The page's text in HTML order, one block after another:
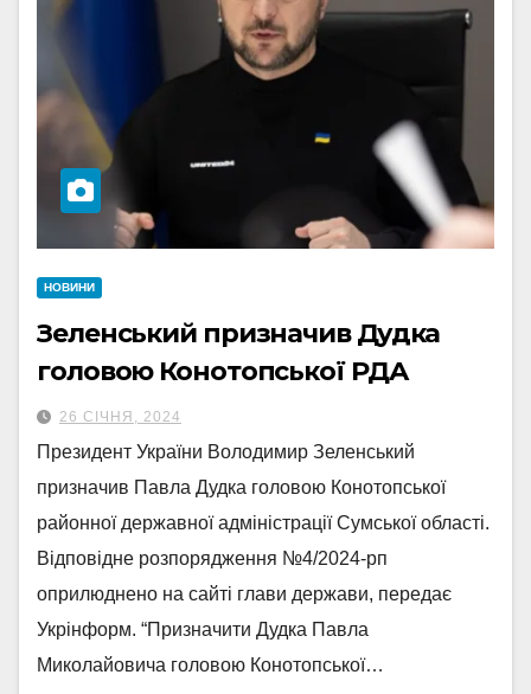
НОВИНИ
Зеленський призначив Дудка
головою Конотопської РДА
26 СІЧНЯ, 2024
Президент України Володимир Зеленський
призначив Павла Дудка головою Конотопської
районної державної адміністрації Сумської області.
Відповідне розпорядження №4/2024-рп
оприлюднено на сайті глави держави, передає
Укрінформ. “Призначити Дудка Павла
Миколайовича головою Конотопської…